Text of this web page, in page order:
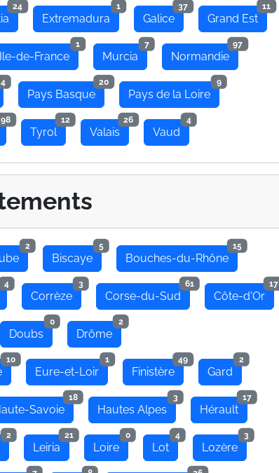
24
Extremadura
1
Galice
37
Grand Est
11
Ile-de-France
1
Murcia
7
Normandie
97
4
Pays Basque
20
Pays de la Loire
9
98
Tyrol
12
Valais
26
Vaud
4
2
Biscaye
5
Bouches-du-Rhône
15
4
Corrèze
3
Corse-du-Sud
61
Côte-d'Or
17
Doubs
0
Drôme
2
10
Eure-et-Loir
1
Finistère
49
Gard
2
Savoie
18
Hautes Alpes
3
Hérault
17
2
Leiria
21
Loire
0
Lot
4
Lozère
3